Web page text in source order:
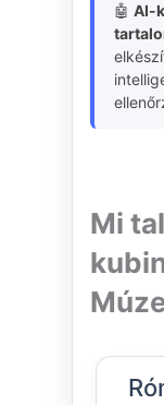
🤖 AI-
Mi